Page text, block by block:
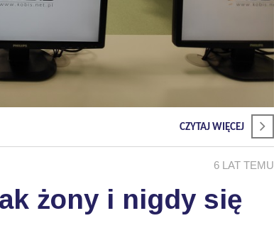
CZYTAJ WIĘCEJ
6 LAT TEMU
żony i nigdy się